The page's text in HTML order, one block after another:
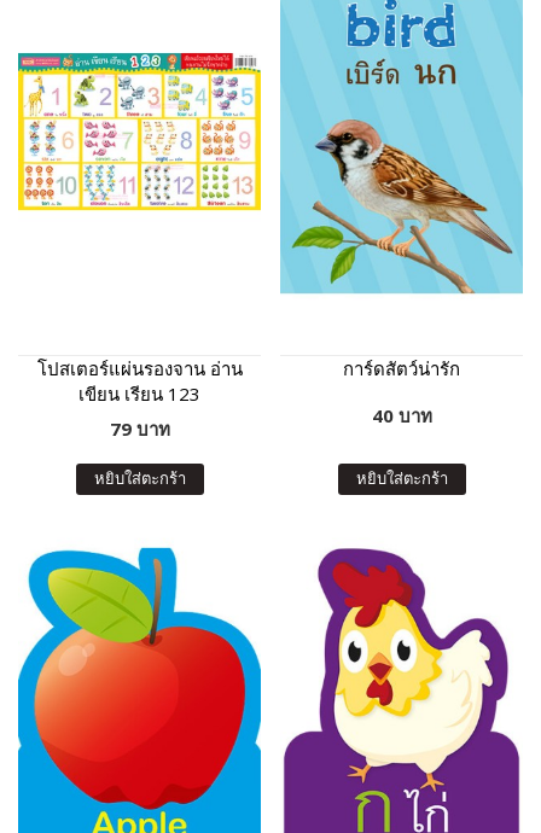
โปสเตอร์แผ่นรองจาน อ่าน
เขียน เรียน 123
79 บาท
หยิบใส่ตะกร้า
การ์ดสัตว์น่ารัก
40 บาท
หยิบใส่ตะกร้า